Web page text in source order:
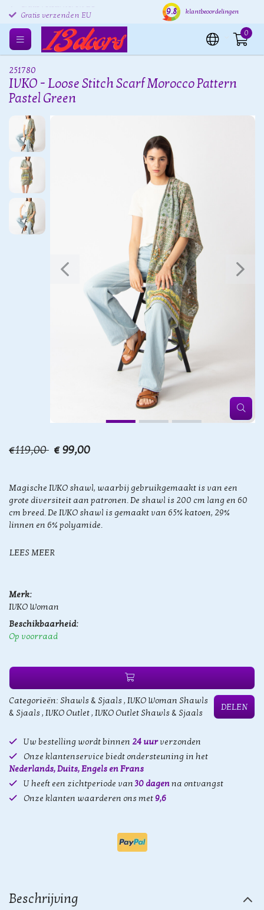
Gratis retourneren EU Verzending binnen 24 uur
9.8 klantbeoordelingen
0
251780
IVKO - Loose Stitch Scarf Morocco Pattern
Pastel Green
€119,00 € 99,00
Magische IVKO shawl, waarbij gebruikgemaakt is van een
grote diversiteit aan patronen. De shawl is 200 cm lang en 60
cm breed. De IVKO shawl is gemaakt van 65% katoen, 29%
linnen en 6% polyamide.
LEES MEER
Merk:
IVKO Woman
Beschikbaarheid:
Op voorraad
Categorieën: Shawls & Sjaals, IVKO Woman Shawls
& Sjaals, IVKO Outlet, IVKO Outlet Shawls & Sjaals
DELEN
Uw bestelling wordt binnen 24 uurverzonden
Onze klantenservice biedt ondersteuning in het
Nederlands, Duits, Engels en Frans
U heeft een zichtperiode van30 dagenna ontvangst
Onze klanten waarderen ons met 9,6
Beschrijving